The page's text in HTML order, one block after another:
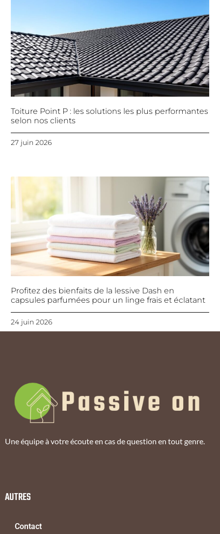
Toiture Point P : les solutions les plus performantes
selon nos clients
27 juin 2026
Profitez des bienfaits de la lessive Dash en
capsules parfumées pour un linge frais et éclatant
24 juin 2026
Une équipe à votre écoute en cas de question en tout genre.
AUTRES
Contact